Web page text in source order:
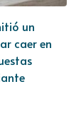
un
caer en